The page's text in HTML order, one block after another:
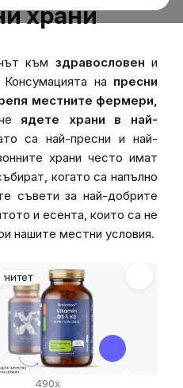
храни
към здравословен и
Консумацията на пресни
местните фермери,
ядете храни в най-
са най-пресни и най-
храни често имат
когато са напълно
съвети за най-добрите
и есента, които са не
нашите местни условия.
490x